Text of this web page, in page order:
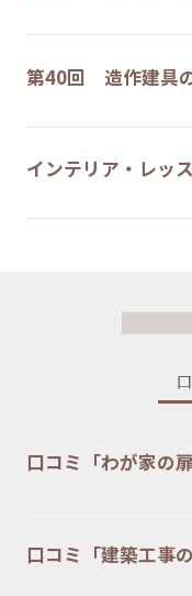
第40回 造作建具
インテリア・レッ
口コミ「わが家の
口コミ「建築工事